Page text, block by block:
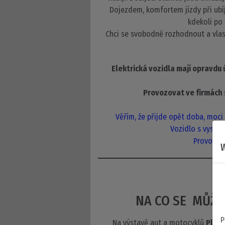
Dojezdem, komfortem jízdy při
kdekoli po
Chci se svobodně rozhodnout a
Elektrická vozidla mají
Provozovat ve
Věřím, že přijde opět doba,
Vozidlo s
NA CO SE
Na výstavě aut a motocyklů